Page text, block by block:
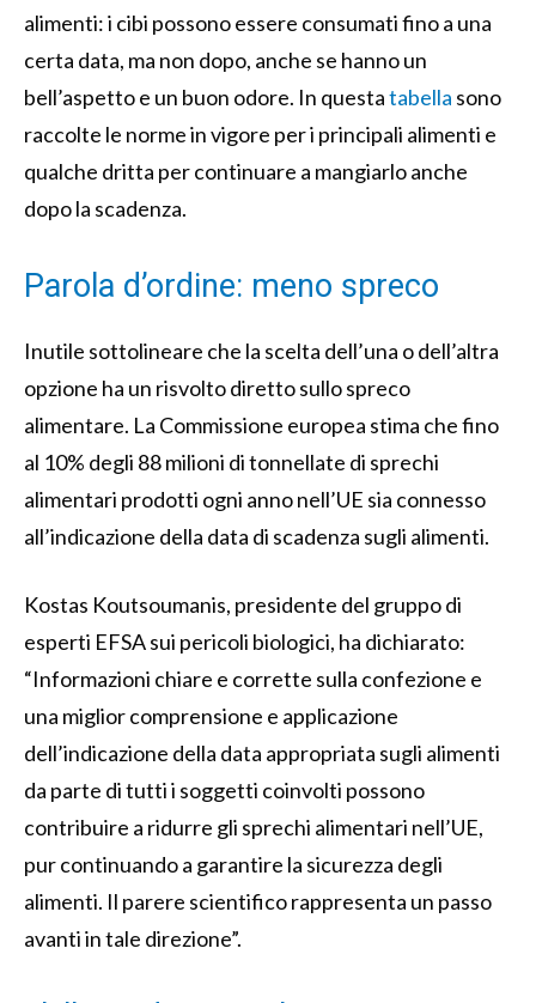
alimenti: i cibi possono essere consumati fino a una
certa data, ma non dopo, anche se hanno un
bell’aspetto e un buon odore. In questatabella sono
raccolte le norme in vigore per i principali alimenti e
qualche dritta per continuare a mangiarlo anche
dopo la scadenza.
Parola d’ordine: meno spreco
Inutile sottolineare che la scelta dell’una o dell’altra
opzione ha un risvolto diretto sullo spreco
alimentare. La Commissione europea stima che fino
al 10% degli 88 milioni di tonnellate di sprechi
alimentari prodotti ogni anno nell’UE sia connesso
all’indicazione della data di scadenza sugli alimenti.
Kostas Koutsoumanis, presidente del gruppo di
esperti EFSA sui pericoli biologici, ha dichiarato:
“Informazioni chiare e corrette sulla confezione e
una miglior comprensione e applicazione
dell’indicazione della data appropriata sugli alimenti
da parte di tutti i soggetti coinvolti possono
contribuire a ridurre gli sprechi alimentari nell’UE,
pur continuando a garantire la sicurezza degli
alimenti. Il parere scientifico rappresenta un passo
avanti in tale direzione”.